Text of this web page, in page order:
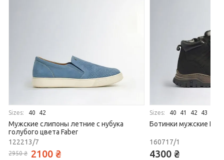
Sizes: 40 42
Мужские слипоны летние с нубука
голубого цвета Faber
122213/7
2950 ₴ 2100 ₴
Sizes: 40 41 42 43
Ботинки мужские
160717/1
4300 ₴